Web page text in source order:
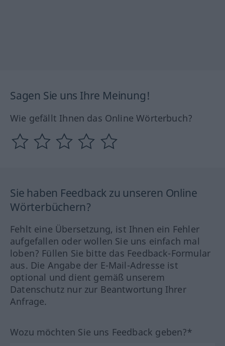
Sagen Sie uns Ihre Meinung!
Wie gefällt Ihnen das Online Wörterbuch?
Sie haben Feedback zu unseren Online
Wörterbüchern?
Fehlt eine Übersetzung, ist Ihnen ein Fehler
aufgefallen oder wollen Sie uns einfach mal
loben? Füllen Sie bitte das Feedback-Formular
aus. Die Angabe der E-Mail-Adresse ist
optional und dient gemäß unserem
Datenschutz nur zur Beantwortung Ihrer
Anfrage.
Wozu möchten Sie uns Feedback geben?*